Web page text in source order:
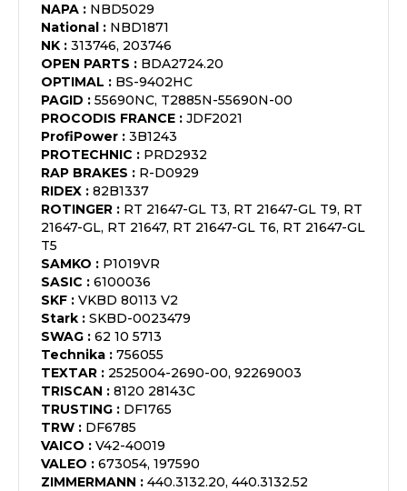
NAPA : NBD5029
National : NBD1871
NK : 313746, 203746
OPEN PARTS : BDA2724.20
OPTIMAL : BS-9402HC
PAGID : 55690NC, T2885N-55690N-00
PROCODIS FRANCE : JDF2021
ProfiPower : 3B1243
PROTECHNIC : PRD2932
RAP BRAKES : R-D0929
RIDEX : 82B1337
ROTINGER : RT 21647-GL T3, RT 21647-GL T9, RT
21647-GL, RT 21647, RT 21647-GL T6, RT 21647-GL
T5
SAMKO : P1019VR
SASIC : 6100036
SKF : VKBD 80113 V2
Stark : SKBD-0023479
SWAG : 62 10 5713
Technika : 756055
TEXTAR : 2525004-2690-00, 92269003
TRISCAN : 8120 28143C
TRUSTING : DF1765
TRW : DF6785
VAICO : V42-40019
VALEO : 673054, 197590
ZIMMERMANN : 440.3132.20, 440.3132.52